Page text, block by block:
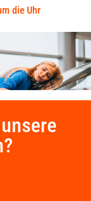
die Uhr​